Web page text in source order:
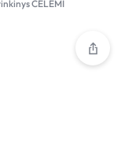
CELEMI